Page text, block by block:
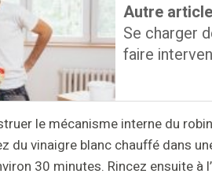
Autre
Se charger
faire
le mécanisme interne du
du vinaigre blanc chauffé dans
30 minutes. Rincez ensuite à